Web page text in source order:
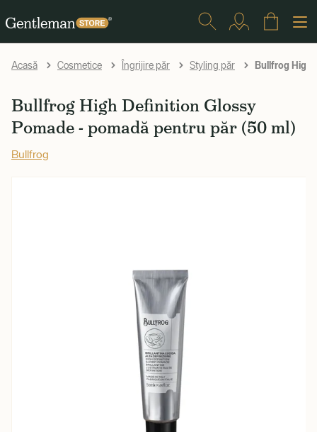
Acasă Cosmetice Îngrijire păr Styling păr Bullfrog High
Bullfrog High Definition Glossy
Pomade - pomadă pentru păr (50 ml)
Bullfrog